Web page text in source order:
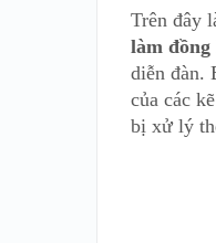
Trên đây
làm đồng
diễn đàn.
của các
bị xử lý